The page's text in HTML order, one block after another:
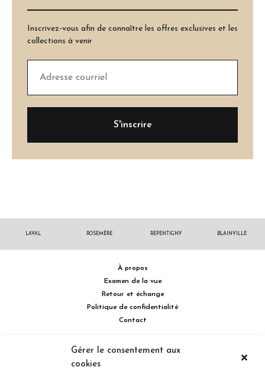
Gérer le consentement aux
cookies
Inscrivez-vous afin de connaître les offres exclusives et les
collections à venir
LAVAL ROSEMÈRE REPENTIGNY BLAINVILLE
À propos
Examen de la vue
Retour et échange
Politique de confidentialité
Contact
514 732.0222